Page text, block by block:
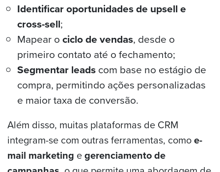
Identificar oportunidades de upsell e
cross-sell;
Mapear ociclo de vendas, desde o
primeiro contato até o fechamento;
Segmentar leadscom base no estágio de
compra, permitindo ações personalizadas
e maior taxa de conversão.
Além disso, muitas plataformas de CRM
integram-se com outras ferramentas, comoe-
mail marketing egerenciamento de